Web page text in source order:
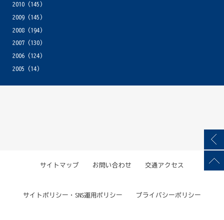
2010(145)
2009(145)
2008(194)
2007(130)
2006(124)
2005 (14)
サイトマップ お問い合わせ 交通アクセス
サイトポリシー・SNS運用ポリシー プライバシーポリシー